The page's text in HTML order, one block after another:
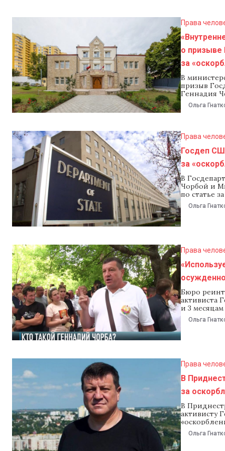
Права
о призыве
за
В
призыв
Геннадия
за
впервые
Ольга
Права
Госдеп
за
В
Чорбой и
по статье
Это
труда,
Ольга
Права
Бюро
активиста
и 3
Ольга
Права
В
за
В
активисту
Ольга